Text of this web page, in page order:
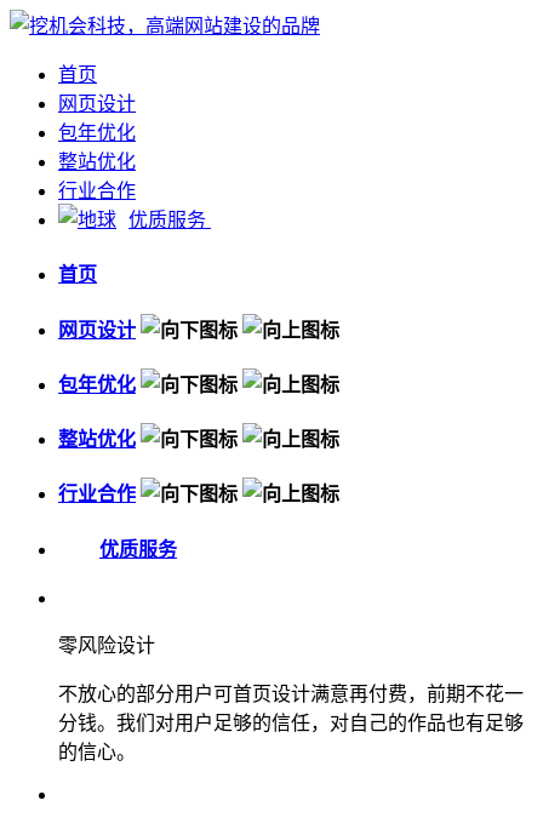
首页
网页设计
包年优化
整站优化
行业合作
优质服务
首页
网页设计
包年优化
整站优化
行业合作
优质服务
零风险设计
不放心的部分用户可首页设计满意再付费，前期不花一
分钱。我们对用户足够的信任，对自己的作品也有足够
的信心。